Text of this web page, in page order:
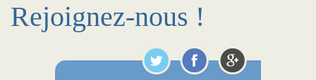
Rejoignez-nous !